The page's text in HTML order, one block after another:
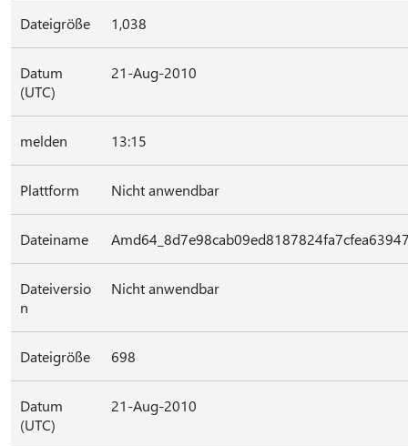
Dateigröße 1,038
Datum
(UTC)
21-Aug-2010
melden 13:15
Plattform Nicht anwendbar
Dateiname
Dateiversio
n
Nicht anwendbar
Dateigröße 698
Datum
(UTC)
21-Aug-2010